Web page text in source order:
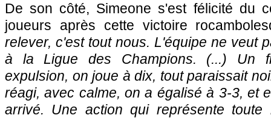
De son côté, Simeone s'est félicité du
joueurs après cette victoire
relever, c'est tout nous. L'équipe ne veut
à la Ligue des Champions. (...) Un
expulsion, on joue à dix, tout paraissait
réagi, avec calme, on a égalisé à 3-3, et
arrivé. Une action qui représente